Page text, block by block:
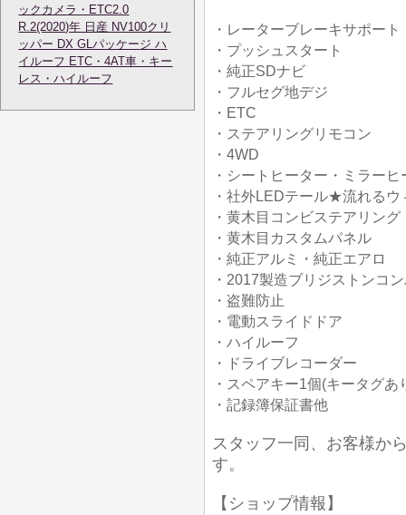
ックカメラ・ETC2.0
R.2(2020)年 日産 NV100クリ
ッパー DX GLパッケージ ハ
イルーフ ETC・4AT車・キー
レス・ハイルーフ
・レーターブレーキサポート
・プッシュスタート
・純正SDナビ
・フルセグ地デジ
・ETC
・ステアリングリモコン
・4WD
・シートヒーター・ミラーヒ
・社外LEDテール★流れる
・黄木目コンビステアリング
・黄木目カスタムパネル
・純正アルミ・純正エアロ
・2017製造ブリジストンコ
・盗難防止
・電動スライドドア
・ハイルーフ
・ドライブレコーダー
・スペアキー1個(キータグあ
・記録簿保証書他
スタッフ一同、お客様か
す。
【ショップ情報】